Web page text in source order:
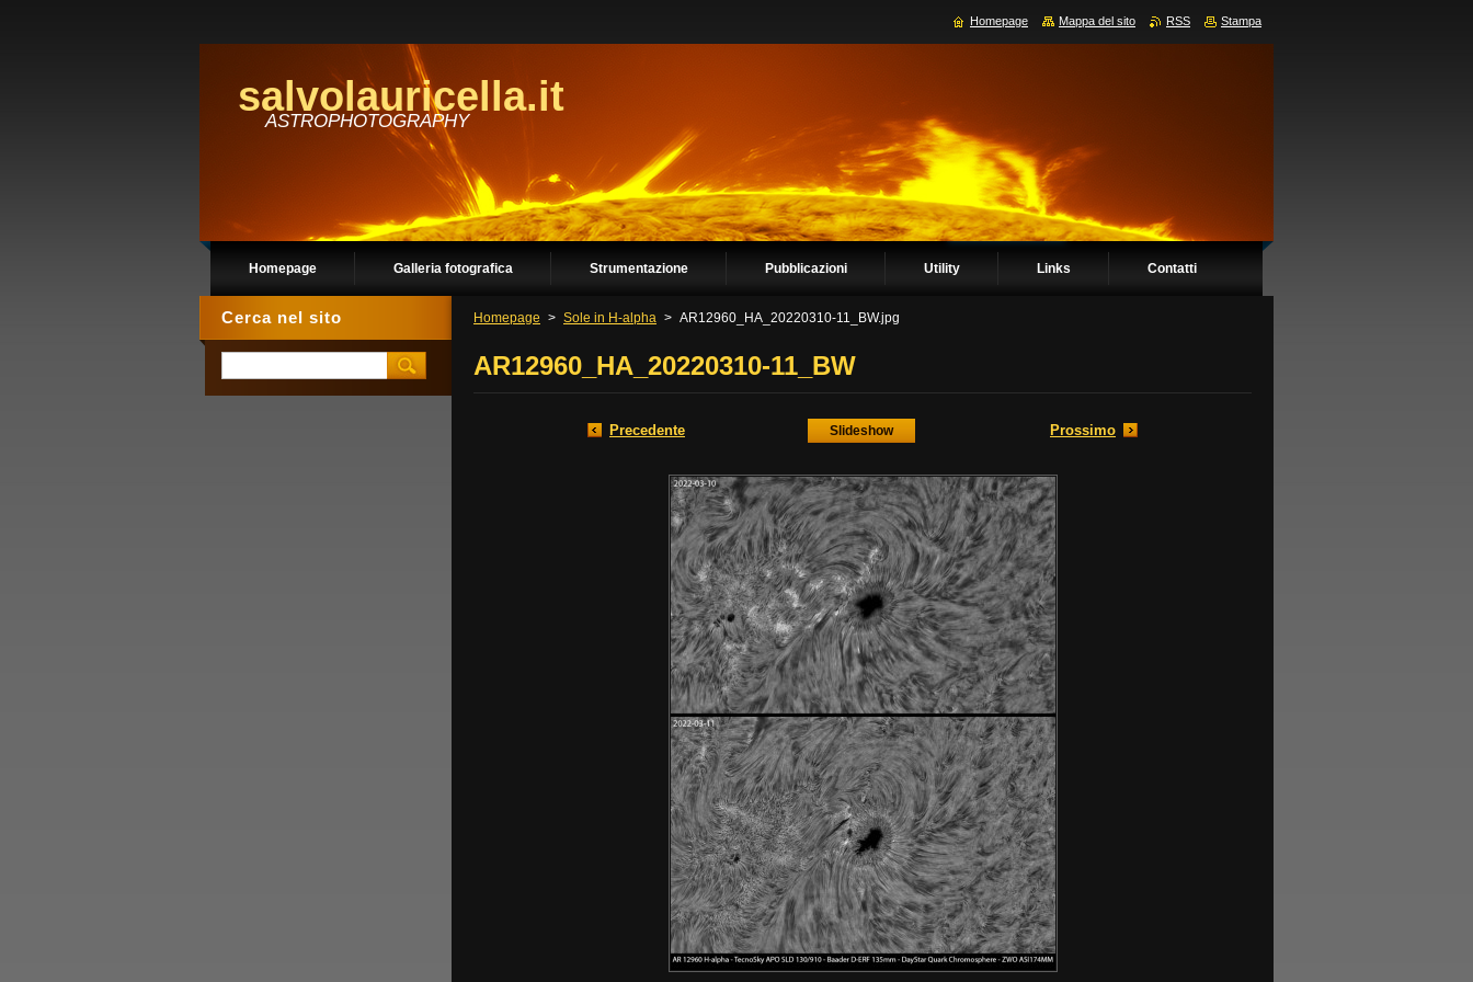
salvolauricella.it
ASTROPHOTOGRAPHY
Homepage Galleria fotografica Strumentazione Pubblicazioni Utility Links Contatti
Homepage > Sole in H-alpha > AR12960_HA_20220310-11_BW.jpg
AR12960_HA_20220310-11_BW
Precedente Slideshow Prossimo
Cerca nel sito
Homepage Mappa del sito RSS Stampa